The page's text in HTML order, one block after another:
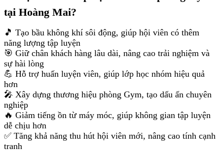
tại Hoàng Mai?
🎵 Tạo bầu không khí sôi động, giúp hội viên có thêm
năng lượng tập luyện
🎯 Giữ chân khách hàng lâu dài, nâng cao trải nghiệm và
sự hài lòng
💪 Hỗ trợ huấn luyện viên, giúp lớp học nhóm hiệu quả
hơn
🎤 Xây dựng thương hiệu phòng Gym, tạo dấu ấn chuyên
nghiệp
🔥 Giảm tiếng ồn từ máy móc, giúp không gian tập luyện
dễ chịu hơn
✅ Tăng khả năng thu hút hội viên mới, nâng cao tính cạnh
tranh